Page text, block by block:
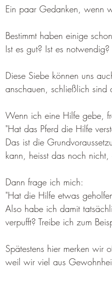
Ein paar Gedanken, wenn
Bestimmt haben einige
Ist es gut? Ist es notwendig?
Diese Siebe können uns
anschauen, schließlich sind
Wenn ich eine Hilfe gebe,
"Hat das Pferd die Hilfe
Das ist die
kann, heisst das noch
Dann frage ich mich:
"Hat die Hilfe etwas
Also habe ich damit
verpufft? Treibe ich zum
Spätestens hier merken wir
weil wir viel aus